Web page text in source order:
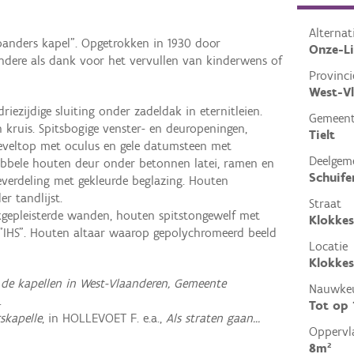
Onze-
West-
Tielt
Straat
Locatie
Tot op
8m²
kapel". Opgetrokken in 1930 door
als dank voor het vervullen van kinderwens of
sluiting onder zadeldak in eternitleien.
Spitsbogige venster- en deuropeningen,
met oculus en gele datumsteen met
houten deur onder betonnen latei, ramen en
met gekleurde beglazing. Houten
tandlijst.
wanden, houten spitstongewelf met
Houten altaar waarop gepolychromeerd beeld
kapellen in West-Vlaanderen, Gemeente
, in HOLLEVOET F. e.a., Als straten gaan…